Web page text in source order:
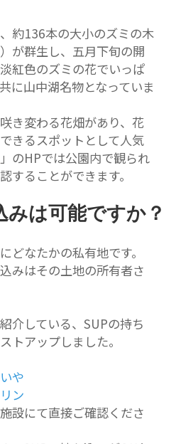
約136本の大小のズミの木
が群生し、五月下旬の開
紅色のズミの花でいっぱ
に山中湖名物となっていま
き変わる花畑があり、花
きるスポットとして人気
」のHPでは公園内で観られ
することができます。
みは可能ですか？
どなたかの私有地です。
みはその土地の所有者さ
介している、SUPの持ち
トアップしました。
や
ン
設にて直接ご確認くださ